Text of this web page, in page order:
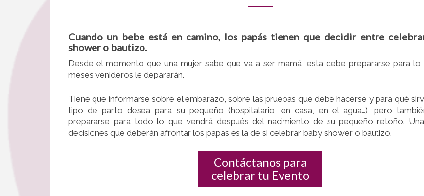
O
Cuando un bebe está en camino, los papás tienen que decidir entre
shower o bautizo.
Desde el momento que una mujer sabe que va a ser mamá, esta debe prepararse para lo
meses venideros le depararán.
Tiene que informarse sobre el embarazo, sobre las pruebas que debe hacerse y para qué
tipo de parto desea para su pequeño (hospitalario, en casa, en el agua…), pero
prepararse para todo lo que vendrá después del nacimiento de su pequeño retoño.
decisiones que deberán afrontar los papas es la de si celebrar baby shower o bautizo.
Contáctanos para
celebrar tu Evento